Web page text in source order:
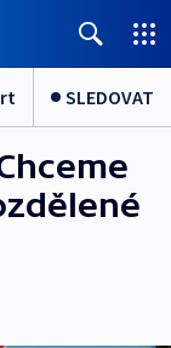
SLEDOVAT